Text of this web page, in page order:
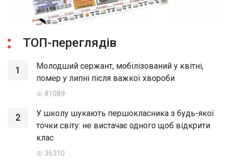
ТОП-переглядів
1
Молодший сержант, мобілізований у квітні,
помер у липні після важкої хвороби
81089
2
У школу шукають першокласника з будь-якої
точки світу: не вистачає одного щоб відкрити
клас
36310